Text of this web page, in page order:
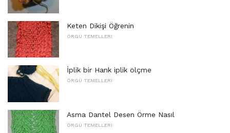
Keten Dikişi Öğrenin
ÖRGÜ TEMELLERI
İplik bir Hank iplik ölçme
ÖRGÜ TEMELLERI
Asma Dantel Desen Örme Nasıl
ÖRGÜ TEMELLERI